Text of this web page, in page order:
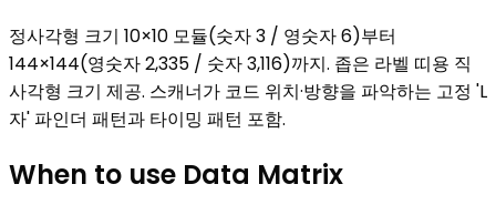
정사각형 크기 10×10 모듈(숫자 3 / 영숫자 6)부터
144×144(영숫자 2,335 / 숫자 3,116)까지. 좁은 라벨 띠용 직
사각형 크기 제공. 스캐너가 코드 위치·방향을 파악하는 고정 'L
자' 파인더 패턴과 타이밍 패턴 포함.
When to use Data Matrix